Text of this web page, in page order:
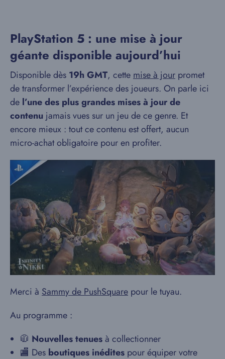
PlayStation 5 : une mise à jour
géante disponible aujourd’hui
Disponible dès 19h GMT, cette mise à jour promet
de transformer l’expérience des joueurs. On parle ici
de l’une des plus grandes mises à jour de
contenu jamais vues sur un jeu de ce genre. Et
encore mieux : tout ce contenu est offert, aucun
micro-achat obligatoire pour en profiter.
Merci à Sammy de PushSquare pour le tuyau.
Au programme :
🧥 Nouvelles tenuesà collectionner
🏬 Des boutiques inédites pour équiper votre